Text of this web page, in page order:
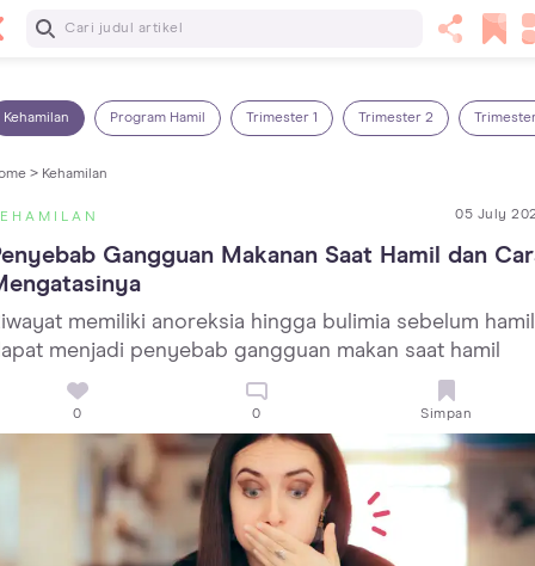
Baca Selanjutnya
Kehamilan Program Hamil Trimester 1 Trimester 2
> Kehamilan
05 July
Gangguan Makanan Saat Hamil dan
memiliki anoreksia hingga bulimia sebelum hamil
menjadi penyebab gangguan makan saat hamil
0 0 Simpan